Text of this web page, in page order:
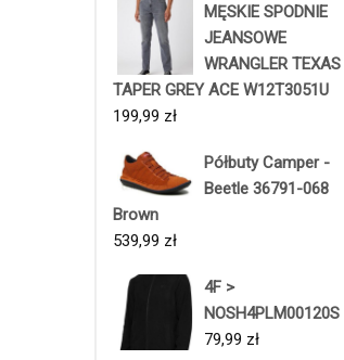
MĘSKIE SPODNIE
JEANSOWE
WRANGLER TEXAS
TAPER GREY ACE W12T3051U
199,99 zł
Półbuty Camper -
Beetle 36791-068
Brown
539,99 zł
4F >
NOSH4PLM00120S
79,99 zł